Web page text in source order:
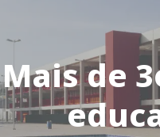
Mais de